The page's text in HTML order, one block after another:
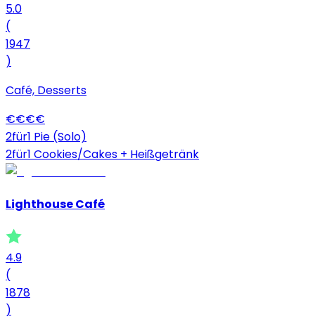
5.0
(
1947
)
Café, Desserts
€€€€
2für1 Pie (Solo)
2für1 Cookies/Cakes + Heißgetränk
Lighthouse Café
4.9
(
1878
)